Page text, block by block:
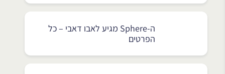
ה-Sphere מגיע לאבו דאבי – כל
הפרטים